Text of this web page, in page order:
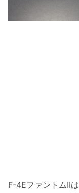
F-4EファントムII